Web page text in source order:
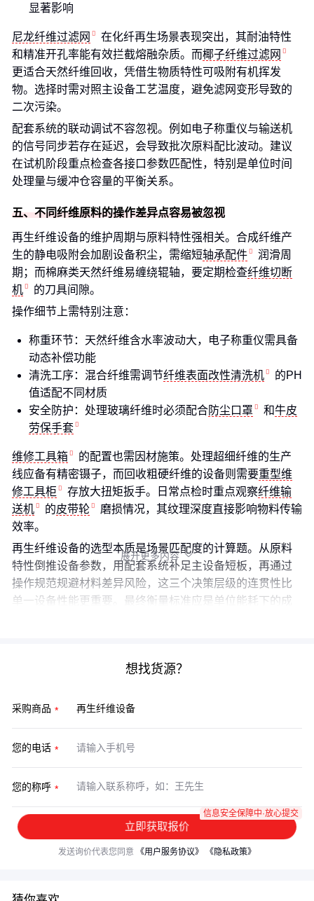
显著影响
尼龙纤维过滤网
在化纤再生场景表现突出，其耐油特性
和精准开孔率能有效拦截熔融杂质。而椰子纤维过滤网
更适合天然纤维回收，凭借生物质特性可吸附有机挥发
物。选择时需对照主设备工艺温度，避免滤网变形导致的
二次污染。
配套系统的联动调试不容忽视。例如电子称重仪与输送机
的信号同步若存在延迟，会导致批次原料配比波动。建议
在试机阶段重点检查各接口参数匹配性，特别是单位时间
处理量与缓冲仓容量的平衡关系。
五、不同纤维原料的操作差异点容易被忽视
再生纤维设备的维护周期与原料特性强相关。合成纤维产
生的静电吸附会加剧设备积尘，需缩短轴承配件
润滑周
期；而棉麻类天然纤维易缠绕辊轴，要定期检查纤维切断
机
的刀具间隙。
操作细节上需特别注意：
称重环节：天然纤维含水率波动大，电子称重仪需具备
动态补偿功能
清洗工序：混合纤维需调节纤维表面改性清洗机
的PH
值适配不同材质
安全防护：处理玻璃纤维时必须配合防尘口罩 和牛皮
劳保手套
维修工具箱
的配置也需因材施策。处理超细纤维的生产
线应备有精密镊子，而回收粗硬纤维的设备则需要重型维
修工具柜
存放大扭矩扳手。日常点检时重点观察纤维输
送机
的皮带轮
磨损情况，其纹理深度直接影响物料传输
效率。
再生纤维设备的选型本质是场景匹配度的计算题。从原料
特性倒推设备参数，用配套系统补足主设备短板，再通过
操作规范规避材料差异风险，这三个决策层级的连贯性比
单一设备性能更重要。最终衡量标准应是单位能耗下的成
展开更多内容 
想找货源？
采购商品
您的电话
您的称呼
立即获取报价
信息安全保障中·放心提交
发送询价代表您同意 《用户服务协议》 《隐私政策》